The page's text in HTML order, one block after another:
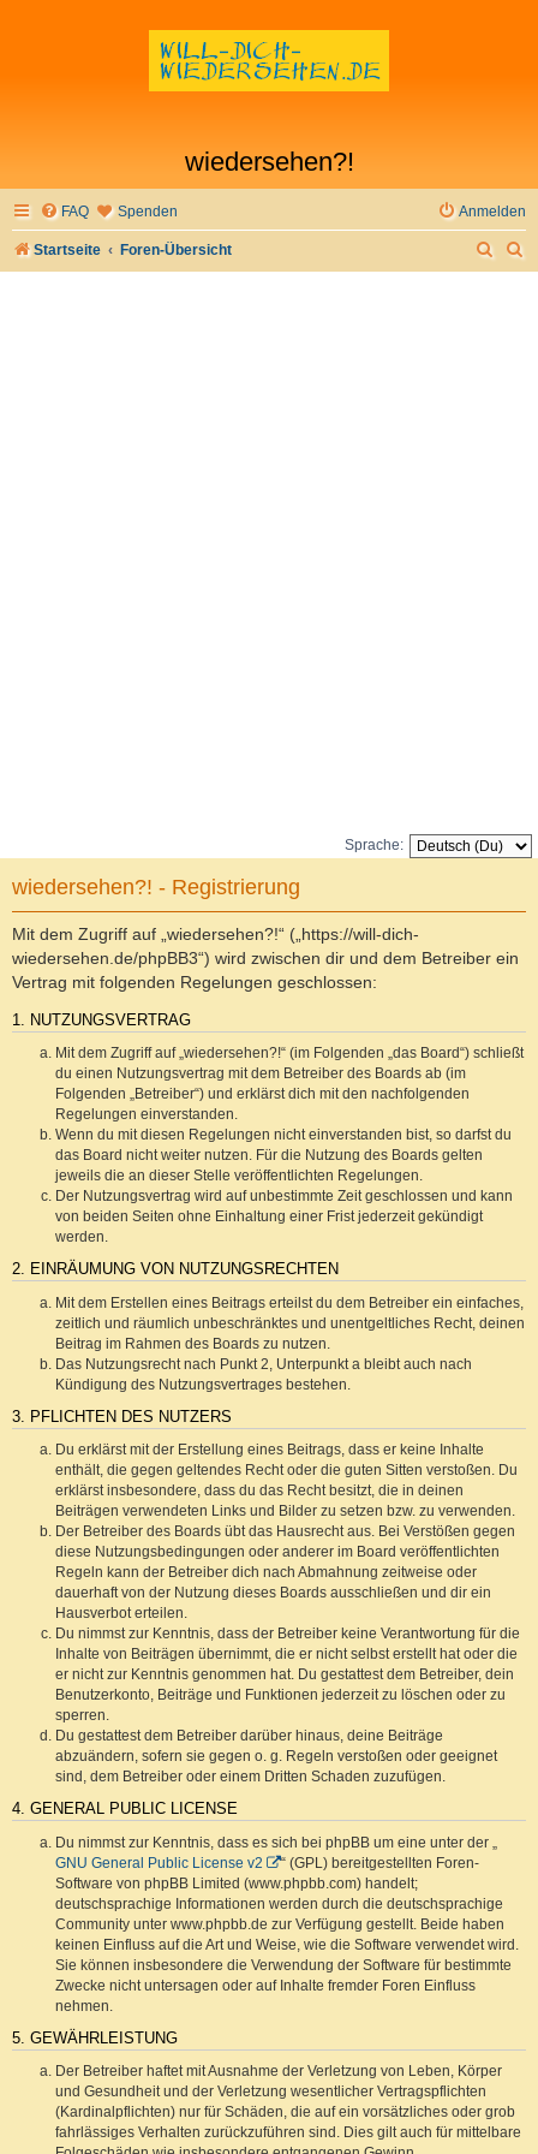
wiedersehen?!
FAQ Spenden Anmelden
Startseite Foren-Übersicht
Sprache:
wiedersehen?! - Registrierung
Mit dem Zugriff auf „wiedersehen?!“ („https://will-dich-
wiedersehen.de/phpBB3“) wird zwischen dir und dem Betreiber ein
Vertrag mit folgenden Regelungen geschlossen:
1. NUTZUNGSVERTRAG
Mit dem Zugriff auf „wiedersehen?!“ (im Folgenden „das Board“) schließt
du einen Nutzungsvertrag mit dem Betreiber des Boards ab (im
Folgenden „Betreiber“) und erklärst dich mit den nachfolgenden
Regelungen einverstanden.
Wenn du mit diesen Regelungen nicht einverstanden bist, so darfst du
das Board nicht weiter nutzen. Für die Nutzung des Boards gelten
jeweils die an dieser Stelle veröffentlichten Regelungen.
Der Nutzungsvertrag wird auf unbestimmte Zeit geschlossen und kann
von beiden Seiten ohne Einhaltung einer Frist jederzeit gekündigt
werden.
2. EINRÄUMUNG VON NUTZUNGSRECHTEN
Mit dem Erstellen eines Beitrags erteilst du dem Betreiber ein einfaches,
zeitlich und räumlich unbeschränktes und unentgeltliches Recht, deinen
Beitrag im Rahmen des Boards zu nutzen.
Das Nutzungsrecht nach Punkt 2, Unterpunkt a bleibt auch nach
Kündigung des Nutzungsvertrages bestehen.
3. PFLICHTEN DES NUTZERS
Du erklärst mit der Erstellung eines Beitrags, dass er keine Inhalte
enthält, die gegen geltendes Recht oder die guten Sitten verstoßen. Du
erklärst insbesondere, dass du das Recht besitzt, die in deinen
Beiträgen verwendeten Links und Bilder zu setzen bzw. zu verwenden.
Der Betreiber des Boards übt das Hausrecht aus. Bei Verstößen gegen
diese Nutzungsbedingungen oder anderer im Board veröffentlichten
Regeln kann der Betreiber dich nach Abmahnung zeitweise oder
dauerhaft von der Nutzung dieses Boards ausschließen und dir ein
Hausverbot erteilen.
Du nimmst zur Kenntnis, dass der Betreiber keine Verantwortung für die
Inhalte von Beiträgen übernimmt, die er nicht selbst erstellt hat oder die
er nicht zur Kenntnis genommen hat. Du gestattest dem Betreiber, dein
Benutzerkonto, Beiträge und Funktionen jederzeit zu löschen oder zu
sperren.
Du gestattest dem Betreiber darüber hinaus, deine Beiträge
abzuändern, sofern sie gegen o. g. Regeln verstoßen oder geeignet
sind, dem Betreiber oder einem Dritten Schaden zuzufügen.
4. GENERAL PUBLIC LICENSE
Du nimmst zur Kenntnis, dass es sich bei phpBB um eine unter der „
GNU General Public License v2
“ (GPL) bereitgestellten Foren-
Software von phpBB Limited (www.phpbb.com) handelt;
deutschsprachige Informationen werden durch die deutschsprachige
Community unter www.phpbb.de zur Verfügung gestellt. Beide haben
keinen Einfluss auf die Art und Weise, wie die Software verwendet wird.
Sie können insbesondere die Verwendung der Software für bestimmte
Zwecke nicht untersagen oder auf Inhalte fremder Foren Einfluss
nehmen.
5. GEWÄHRLEISTUNG
Der Betreiber haftet mit Ausnahme der Verletzung von Leben, Körper
und Gesundheit und der Verletzung wesentlicher Vertragspflichten
(Kardinalpflichten) nur für Schäden, die auf ein vorsätzliches oder grob
fahrlässiges Verhalten zurückzuführen sind. Dies gilt auch für mittelbare